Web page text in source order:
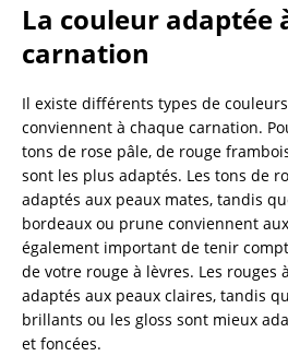
La couleur adaptée
carnation
Il existe différents types de
conviennent à chaque carnation.
tons de rose pâle, de rouge
sont les plus adaptés. Les tons de
adaptés aux peaux mates, tandis
bordeaux ou prune conviennent
également important de tenir
de votre rouge à lèvres. Les rouges
adaptés aux peaux claires, tandis
brillants ou les gloss sont mieux
et foncées.